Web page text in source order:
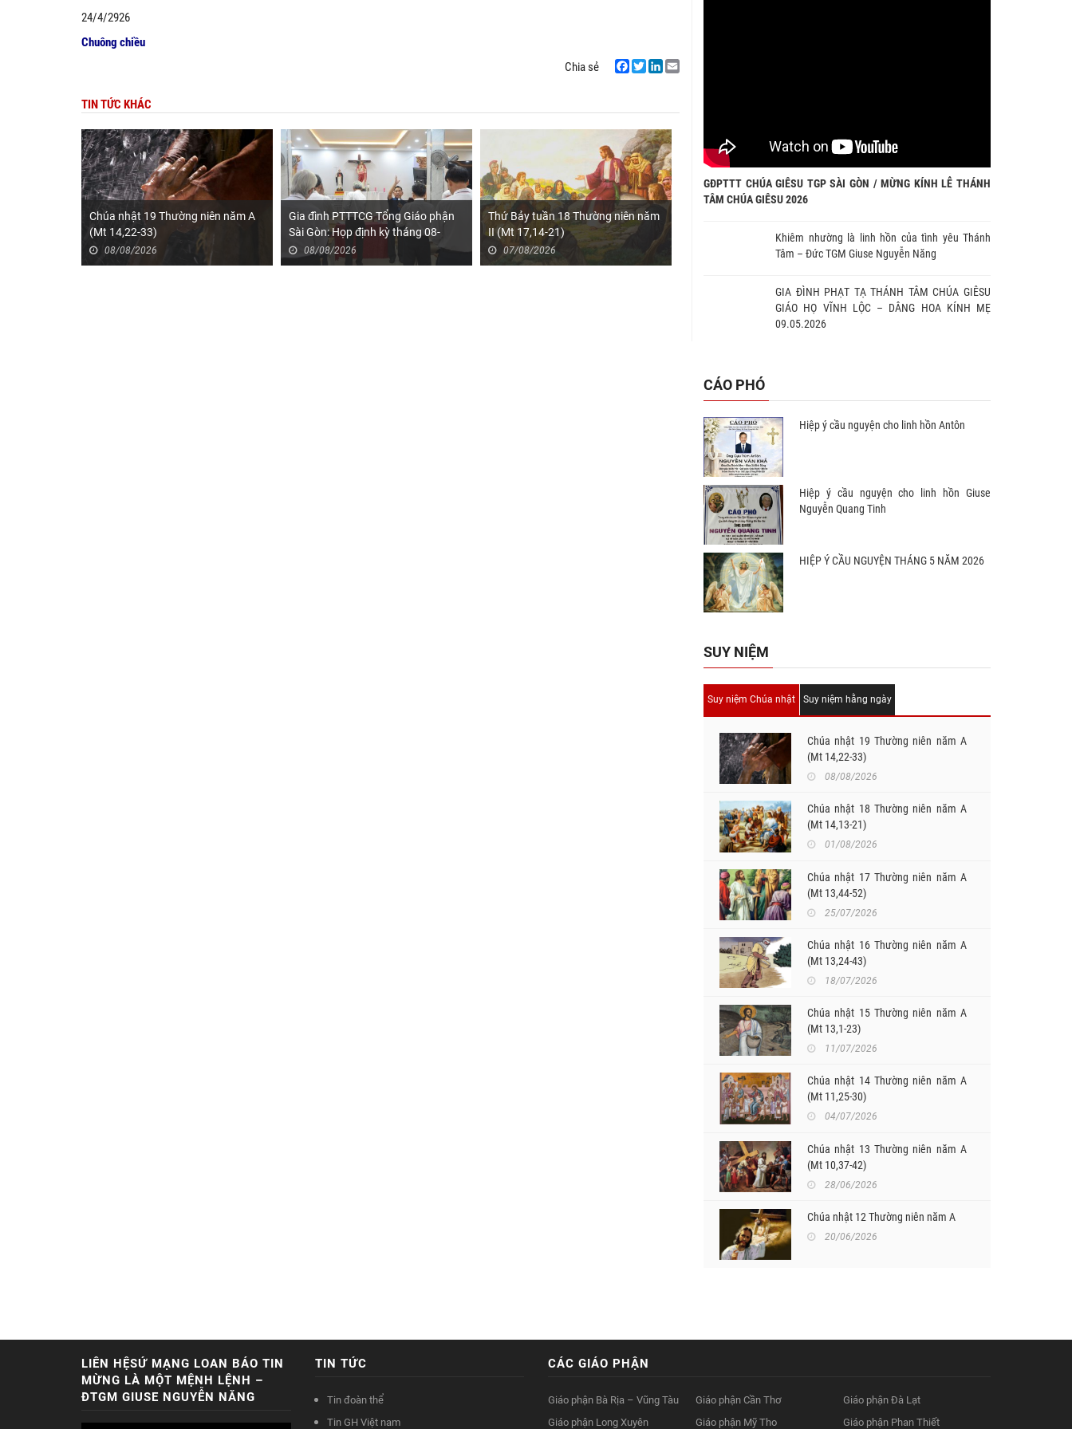
24/4/2926
Chuông chiều
Chia sẻ
TIN TỨC KHÁC
Chúa nhật 19 Thường niên năm A
(Mt 14,22-33)
08/08/2026
Gia đình PTTTCG Tổng Giáo phận
Sài Gòn: Họp định kỳ tháng 08-
202608/08/2026
Thứ Bảy tuần 18 Thường niên năm
II (Mt 17,14-21)
07/08/2026
cuộc loan báo Tin mừng Toàn quốc
lần thứ VII – Khép lại trong hiệp
II (Mt 16,24-28)
06/08/2026
GĐPTTT CHÚA GIÊSU TGP SÀI GÒN / MỪNG KÍNH LỄ THÁNH
TÂM CHÚA GIÊSU 2026
Khiêm nhường là linh hồn của tình yêu Thánh
Tâm – Đức TGM Giuse Nguyễn Năng
GIA ĐÌNH PHẠT TẠ THÁNH TÂM CHÚA GIÊSU
GIÁO HỌ VĨNH LỘC – DÂNG HOA KÍNH MẸ
09.05.2026
CÁO PHÓ
Hiệp ý cầu nguyện cho linh hồn Antôn
Hiệp ý cầu nguyện cho linh hồn Giuse
Nguyễn Quang Tinh
HIỆP Ý CẦU NGUYỆN THÁNG 5 NĂM 2026
SUY NIỆM
Suy niệm Chúa nhật Suy niệm hằng ngày
Chúa nhật 19 Thường niên năm A
(Mt 14,22-33)
08/08/2026
Chúa nhật 18 Thường niên năm A
(Mt 14,13-21)
01/08/2026
Chúa nhật 17 Thường niên năm A
(Mt 13,44-52)
25/07/2026
Chúa nhật 16 Thường niên năm A
(Mt 13,24-43)
18/07/2026
Chúa nhật 15 Thường niên năm A
(Mt 13,1-23)
11/07/2026
Chúa nhật 14 Thường niên năm A
(Mt 11,25-30)
04/07/2026
Chúa nhật 13 Thường niên năm A
(Mt 10,37-42)
28/06/2026
Chúa nhật 12 Thường niên năm A
20/06/2026
LIÊN HỆSỨ MẠNG LOAN BÁO TIN
MỪNG LÀ MỘT MỆNH LỆNH –
ĐTGM GIUSE NGUYỄN NĂNG
TIN TỨC
Tin đoàn thể
Tin GH Việt nam
CÁC GIÁO PHẬN
Giáo phận Bà Rịa – Vũng Tàu Giáo phận Cần Thơ
Giáo phận Đà Lạt
Giáo phận Long Xuyên
Giáo phận Mỹ Tho Giáo phận Phan Thiết